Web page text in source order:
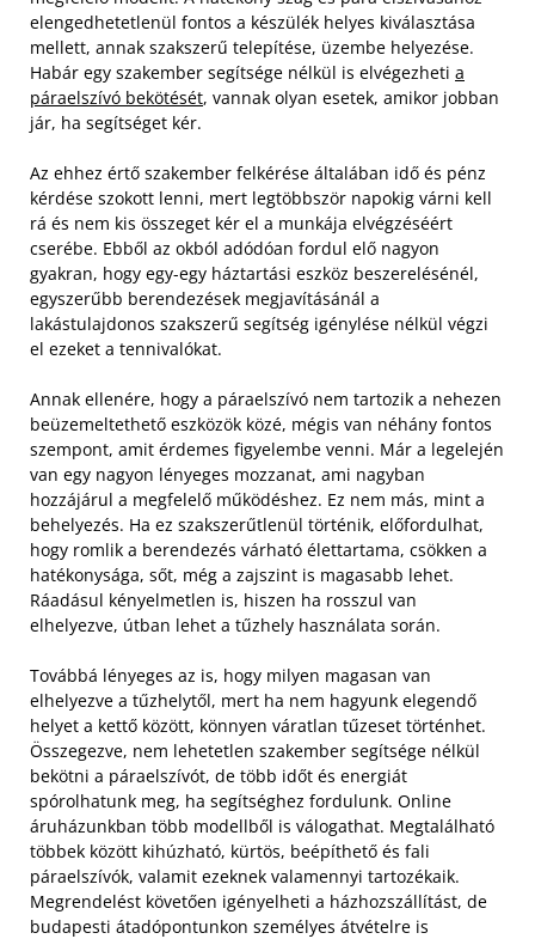
elengedhetetlenül fontos a készülék helyes kiválasztása
mellett, annak szakszerű telepítése, üzembe helyezése.
Habár egy szakember segítsége nélkül is elvégezheti a
páraelszívó bekötését, vannak olyan esetek, amikor jobban
jár, ha segítséget kér.
Az ehhez értő szakember felkérése általában idő és pénz
kérdése szokott lenni, mert legtöbbször napokig várni kell
rá és nem kis összeget kér el a munkája elvégzéséért
cserébe. Ebből az okból adódóan fordul elő nagyon
gyakran, hogy egy-egy háztartási eszköz beszerelésénél,
egyszerűbb berendezések megjavításánál a
lakástulajdonos szakszerű segítség igénylése nélkül végzi
el ezeket a tennivalókat.
Annak ellenére, hogy a páraelszívó nem tartozik a nehezen
beüzemeltethető eszközök közé, mégis van néhány fontos
szempont, amit érdemes figyelembe venni. Már a legelején
van egy nagyon lényeges mozzanat, ami nagyban
hozzájárul a megfelelő működéshez. Ez nem más, mint a
behelyezés. Ha ez szakszerűtlenül történik, előfordulhat,
hogy romlik a berendezés várható élettartama, csökken a
hatékonysága, sőt, még a zajszint is magasabb lehet.
Ráadásul kényelmetlen is, hiszen ha rosszul van
elhelyezve, útban lehet a tűzhely használata során.
Továbbá lényeges az is, hogy milyen magasan van
elhelyezve a tűzhelytől, mert ha nem hagyunk elegendő
helyet a kettő között, könnyen váratlan tűzeset történhet.
Összegezve, nem lehetetlen szakember segítsége nélkül
bekötni a páraelszívót, de több időt és energiát
spórolhatunk meg, ha segítséghez fordulunk. Online
áruházunkban több modellből is válogathat. Megtalálható
többek között kihúzható, kürtös, beépíthető és fali
páraelszívók, valamit ezeknek valamennyi tartozékaik.
Megrendelést követően igényelheti a házhozszállítást, de
budapesti átadópontunkon személyes átvételre is